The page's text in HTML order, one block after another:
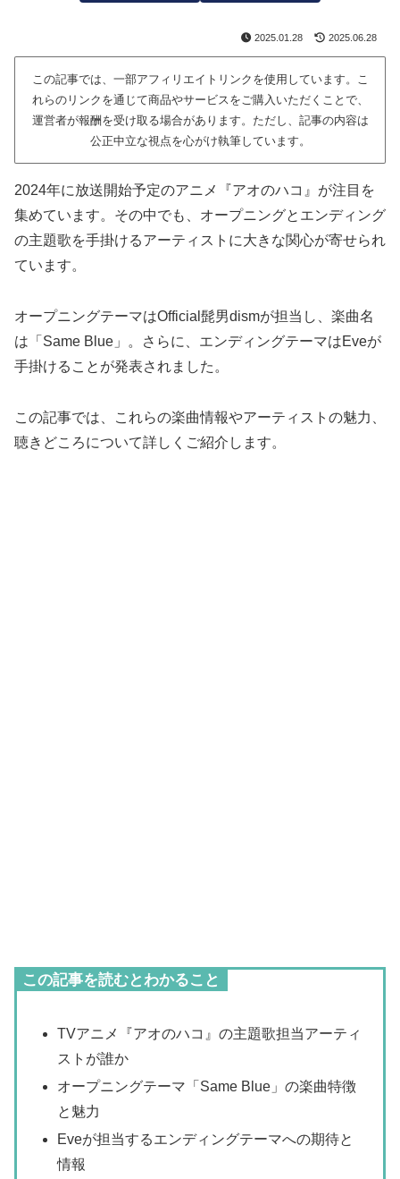
2025.01.28 2025.06.28
この記事では、一部アフィリエイトリンクを使用しています。こ
れらのリンクを通じて商品やサービスをご購入いただくことで、
運営者が報酬を受け取る場合があります。ただし、記事の内容は
公正中立な視点を心がけ執筆しています。
2024年に放送開始予定のアニメ『アオのハコ』が注目を
集めています。その中でも、オープニングとエンディング
の主題歌を手掛けるアーティストに大きな関心が寄せられ
ています。
オープニングテーマはOfficial髭男dismが担当し、楽曲名
は「Same Blue」。さらに、エンディングテーマはEveが
手掛けることが発表されました。
この記事では、これらの楽曲情報やアーティストの魅力、
聴きどころについて詳しくご紹介します。
この記事を読むとわかること
TVアニメ『アオのハコ』の主題歌担当アーティ
ストが誰か
オープニングテーマ「Same Blue」の楽曲特徴
と魅力
Eveが担当するエンディングテーマへの期待と
情報